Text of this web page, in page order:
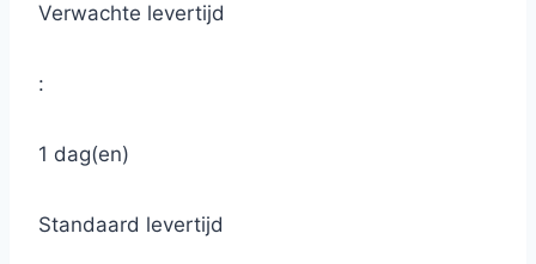
Verwachte levertijd
:
1 dag(en)
Standaard levertijd